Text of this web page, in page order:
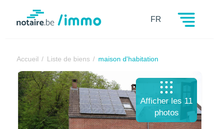
Notaire.be FR
Accueil Liste de biens maison d'habitation
Afficher les 11
photos